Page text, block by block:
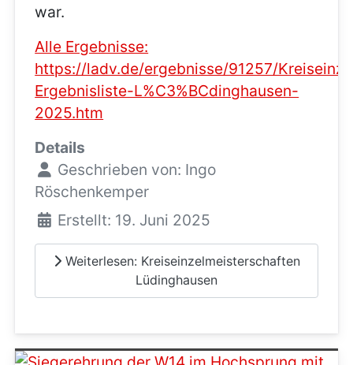
war.
Alle Ergebnisse:
https://ladv.de/ergebnisse/91257/
Ergebnisliste-L%C3%BCdinghausen-
2025.htm
Details
Geschrieben von: Ingo
Röschenkemper
Erstellt: 19. Juni 2025
Weiterlesen: Kreiseinzelmeisterschaften
Lüdinghausen